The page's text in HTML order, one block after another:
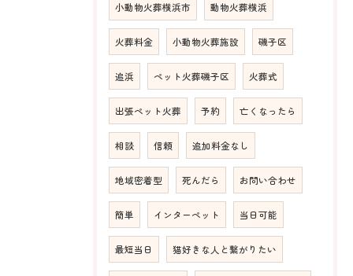
小動物火葬横浜市 動物火葬横浜
火葬料金 小動物火葬施設 磯子区
追浜 ペット火葬磯子区 火葬式
出張ペット火葬 予約 亡くなったら
相談 信頼 追加料金なし
地域密着型 死んだら お問い合わせ
簡単 インターペット 当日可能
最短当日 猫好きな人と繋がりたい